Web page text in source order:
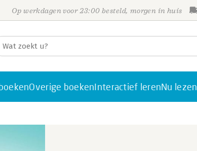
Op werkdagen voor 23:00 besteld, morgen in huis
Overige boekenInteractief lerenNu lezen